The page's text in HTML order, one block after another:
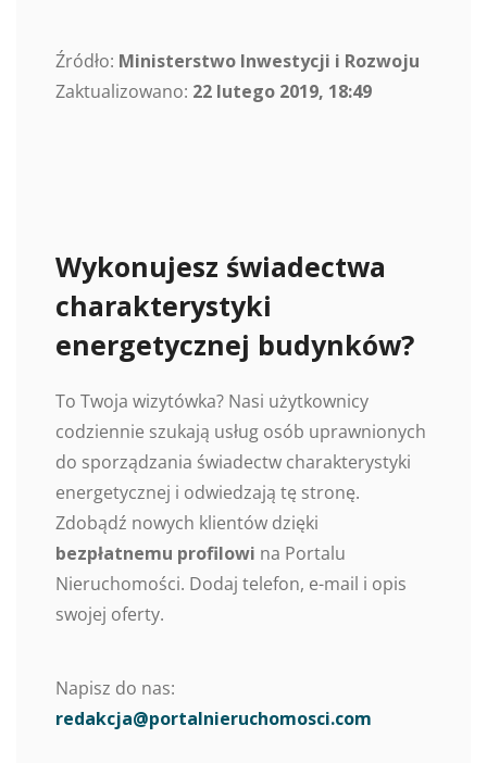
Źródło: Ministerstwo Inwestycji i Rozwoju
Zaktualizowano: 22 lutego 2019, 18:49
Wykonujesz świadectwa
charakterystyki
energetycznej budynków?
To Twoja wizytówka? Nasi użytkownicy
codziennie szukają usług osób uprawnionych
do sporządzania świadectw charakterystyki
energetycznej i odwiedzają tę stronę.
Zdobądź nowych klientów dzięki
bezpłatnemu profilowi na Portalu
Nieruchomości. Dodaj telefon, e-mail i opis
swojej oferty.
Napisz do nas:
redakcja@portalnieruchomosci.com